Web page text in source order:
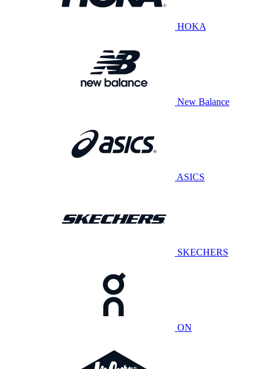
HOKA
New Balance
ASICS
SKECHERS
ON